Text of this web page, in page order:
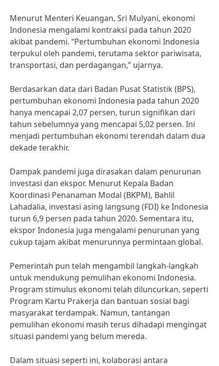
Menurut Menteri Keuangan, Sri Mulyani, ekonomi
Indonesia mengalami kontraksi pada tahun 2020
akibat pandemi. “Pertumbuhan ekonomi Indonesia
terpukul oleh pandemi, terutama sektor pariwisata,
transportasi, dan perdagangan,” ujarnya.
Berdasarkan data dari Badan Pusat Statistik (BPS),
pertumbuhan ekonomi Indonesia pada tahun 2020
hanya mencapai 2,07 persen, turun signifikan dari
tahun sebelumnya yang mencapai 5,02 persen. Ini
menjadi pertumbuhan ekonomi terendah dalam dua
dekade terakhir.
Dampak pandemi juga dirasakan dalam penurunan
investasi dan ekspor. Menurut Kepala Badan
Koordinasi Penanaman Modal (BKPM), Bahlil
Lahadalia, investasi asing langsung (FDI) ke Indonesia
turun 6,9 persen pada tahun 2020. Sementara itu,
ekspor Indonesia juga mengalami penurunan yang
cukup tajam akibat menurunnya permintaan global.
Pemerintah pun telah mengambil langkah-langkah
untuk mendukung pemulihan ekonomi Indonesia.
Program stimulus ekonomi telah diluncurkan, seperti
Program Kartu Prakerja dan bantuan sosial bagi
masyarakat terdampak. Namun, tantangan
pemulihan ekonomi masih terus dihadapi mengingat
situasi pandemi yang belum mereda.
Dalam situasi seperti ini, kolaborasi antara